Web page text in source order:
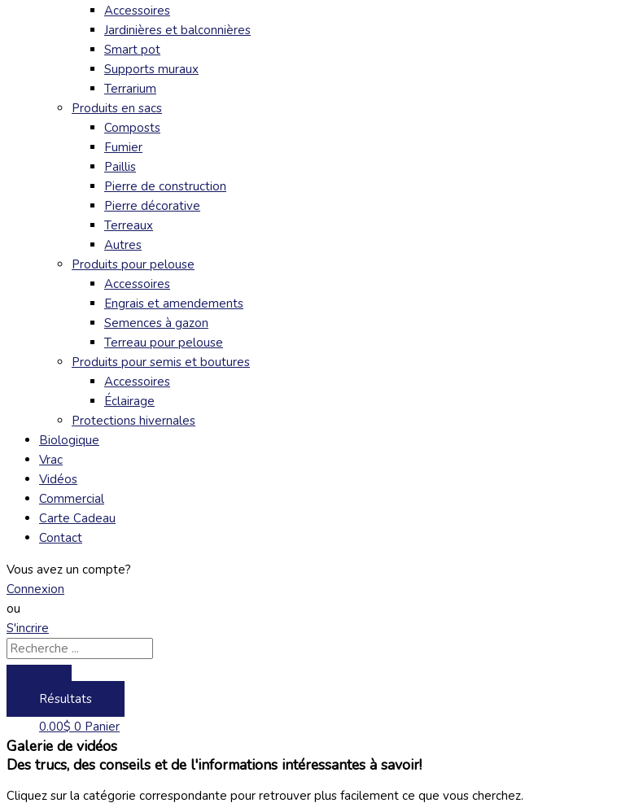
Accessoires
Jardinières et balconnières
Smart pot
Supports muraux
Terrarium
Produits en sacs
Composts
Fumier
Paillis
Pierre de construction
Pierre décorative
Terreaux
Autres
Produits pour pelouse
Accessoires
Engrais et amendements
Semences à gazon
Terreau pour pelouse
Produits pour semis et boutures
Accessoires
Éclairage
Protections hivernales
Biologique
Vrac
Vidéos
Commercial
Carte Cadeau
Contact
Vous avez un compte?
Connexion
ou
S'incrire
Résultats
0.00$ 0 Panier
Galerie de vidéos
Des trucs, des conseils et de l'informations intéressantes à savoir!
Cliquez sur la catégorie correspondante pour retrouver plus facilement ce que vous cherchez.